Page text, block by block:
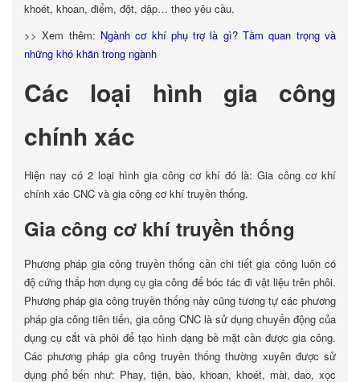
khoét, khoan, điểm, đột, dập… theo yêu cầu.
>> Xem thêm: Ngành cơ khí phụ trợ là gì? Tầm quan trọng và
những khó khăn trong ngành
Các loại hình gia công
chính xác
Hiện nay có 2 loại hình gia công cơ khí đó là: Gia công cơ khí
chính xác CNC và gia công cơ khí truyền thống.
Gia công cơ khí truyền thống
Phương pháp gia công truyền thống cần chi tiết gia công luôn có
độ cứng thấp hơn dụng cụ gia công để bóc tác đi vật liệu trên phôi.
Phương pháp gia công truyền thống này cũng tương tự các phương
pháp gia công tiên tiến, gia công CNC là sử dụng chuyển động của
dụng cụ cắt và phôi để tạo hình dạng bề mặt cần được gia công.
Các phương pháp gia công truyền thống thường xuyên được sử
dụng phổ bến như: Phay, tiện, bào, khoan, khoét, mài, dao, xọc